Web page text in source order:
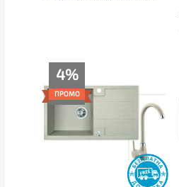
4%
ПРОМО
price
was:
239.00€.
е: